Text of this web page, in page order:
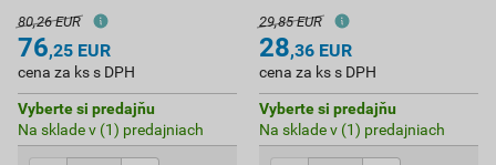
80,26 EUR
76,25 EUR
cena za ks s DPH
Vyberte si predajňu
Na sklade v (1) predajniach
29,85 EUR
28,36 EUR
cena za ks s DPH
Vyberte si predajňu
Na sklade v (1) predajniach